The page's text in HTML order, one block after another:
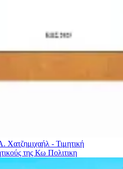
Χατζημιχαήλ - Τιμητική
της Κω Πολιτικη